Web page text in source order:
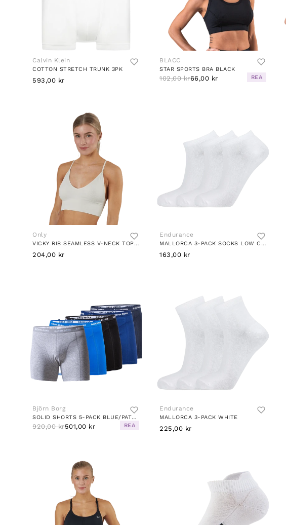
Calvin Klein
COTTON STRETCH TRUNK 3PK
593,00 kr
BLACC
STAR SPORTS BRA BLACK
102,00 kr66,00 kr REA
Only
VICKY RIB SEAMLESS V-NECK TOP GREY
204,00 kr
Endurance
MALLORCA 3-PACK SOCKS LOW CUT WHITE
163,00 kr
Björn Borg
SOLID SHORTS 5-PACK BLUE/PATTERNED
920,00 kr501,00 kr REA
Endurance
MALLORCA 3-PACK WHITE
225,00 kr